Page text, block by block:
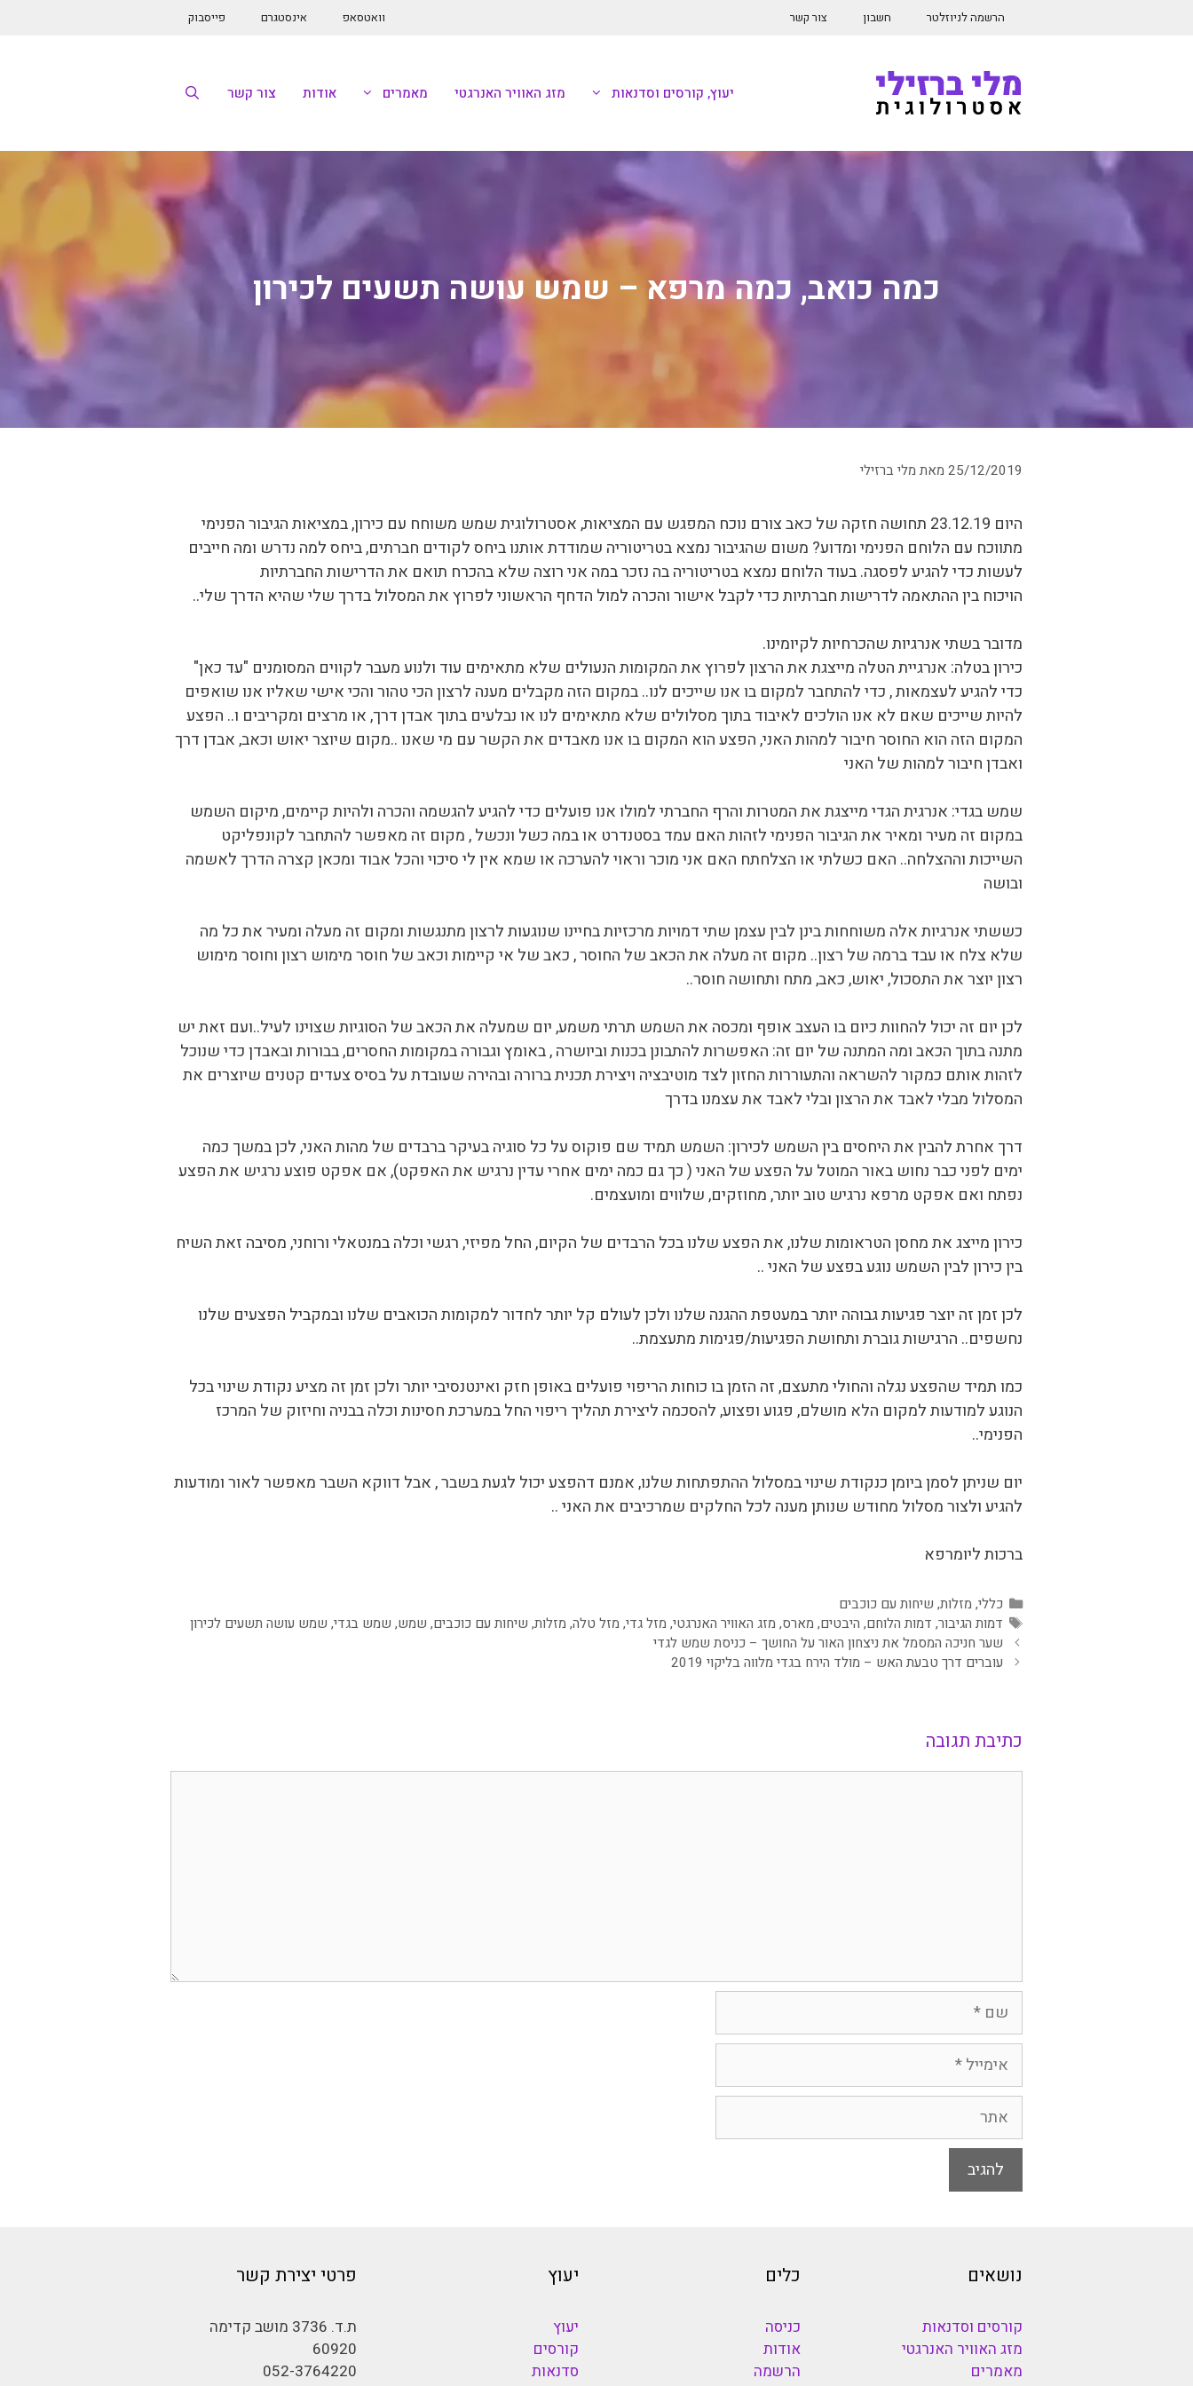
הרשמה לניוזלטר חשבון צור קשר פייסבוק אינסטגרם וואטסאפ
יעוץ, קורסים וסדנאות מזג האוויר האנרגטי מאמרים אודות צור קשר
כמה כואב, כמה מרפא – שמש עושה תשעים לכירון
25/12/2019 מאת מלי ברזילי
היום 23.12.19 תחושה חזקה של כאב צורם נוכח המפגש עם המציאות, אסטרולוגית שמש משוחח עם כירון, במציאות הגיבור הפנימי
מתווכח עם הלוחם הפנימי ומדוע? משום שהגיבור נמצא בטריטוריה שמודדת אותנו ביחס לקודים חברתים, ביחס למה נדרש ומה חייבים
לעשות כדי להגיע לפסגה. בעוד הלוחם נמצא בטריטוריה בה נזכר במה אני רוצה שלא בהכרח תואם את הדרישות החברתיות
הויכוח בין ההתאמה לדרישות חברתיות כדי לקבל אישור והכרה למול הדחף הראשוני לפרוץ את המסלול בדרך שלי שהיא הדרך שלי..
מדובר בשתי אנרגיות שהכרחיות לקיומינו.
כירון בטלה: אנרגיית הטלה מייצגת את הרצון לפרוץ את המקומות הנעולים שלא מתאימים עוד ולנוע מעבר לקווים המסומנים "עד כאן"
כדי להגיע לעצמאות , כדי להתחבר למקום בו אנו שייכים לנו.. במקום הזה מקבלים מענה לרצון הכי טהור והכי אישי שאליו אנו שואפים
להיות שייכים שאם לא אנו הולכים לאיבוד בתוך מסלולים שלא מתאימים לנו או נבלעים בתוך אבדן דרך, או מרצים ומקריבים ו.. הפצע
המקום הזה הוא החוסר חיבור למהות האני, הפצע הוא המקום בו אנו מאבדים את הקשר עם מי שאנו ..מקום שיוצר יאוש וכאב, אבדן דרך
ואבדן חיבור למהות של האני
שמש בגדי: אנרגית הגדי מייצגת את המטרות והרף החברתי למולו אנו פועלים כדי להגיע להגשמה והכרה ולהיות קיימים, מיקום השמש
במקום זה מעיר ומאיר את הגיבור הפנימי לזהות האם עמד בסטנדרט או במה כשל ונכשל , מקום זה מאפשר להתחבר לקונפליקט
השייכות וההצלחה.. האם כשלתי או הצלחתח האם אני מוכר וראוי להערכה או שמא אין לי סיכוי והכל אבוד ומכאן קצרה הדרך לאשמה
ובושה
כששתי אנרגיות אלה משוחחות בינן לבין עצמן שתי דמויות מרכזיות בחיינו שנוגעות לרצון מתנגשות ומקום זה מעלה ומעיר את כל מה
שלא צלח או עבד ברמה של רצון.. מקום זה מעלה את הכאב של החוסר , כאב של אי קיימות וכאב של חוסר מימוש רצון וחוסר מימוש
רצון יוצר את התסכול, יאוש, כאב, מתח ותחושה חוסר..
לכן יום זה יכול להחוות כיום בו העצב אופף ומכסה את השמש תרתי משמע, יום שמעלה את הכאב של הסוגיות שצוינו לעיל..ועם זאת יש
מתנה בתוך הכאב ומה המתנה של יום זה: האפשרות להתבונן בכנות וביושרה , באומץ וגבורה במקומות החסרים, בבורות ובאבדן כדי שנוכל
לזהות אותם כמקור להשראה והתעוררות החזון לצד מוטיבציה ויצירת תכנית ברורה ובהירה שעובדת על בסיס צעדים קטנים שיוצרים את
המסלול מבלי לאבד את הרצון ובלי לאבד את עצמנו בדרך
דרך אחרת להבין את היחסים בין השמש לכירון: השמש תמיד שם פוקוס על כל סוגיה בעיקר ברבדים של מהות האני, לכן במשך כמה
ימים לפני כבר נחוש באור המוטל על הפצע של האני ( כך גם כמה ימים אחרי עדין נרגיש את האפקט), אם אפקט פוצע נרגיש את הפצע
נפתח ואם אפקט מרפא נרגיש טוב יותר, מחוזקים, שלווים ומועצמים.
כירון מייצג את מחסן הטראומות שלנו, את הפצע שלנו בכל הרבדים של הקיום, החל מפיזי, רגשי וכלה במנטאלי ורוחני, מסיבה זאת השיח
בין כירון לבין השמש נוגע בפצע של האני ..
לכן זמן זה יוצר פגיעות גבוהה יותר במעטפת ההגנה שלנו ולכן לעולם קל יותר לחדור למקומות הכואבים שלנו ובמקביל הפצעים שלנו
נחשפים.. הרגישות גוברת ותחושת הפגיעות/פגימות מתעצמת..
כמו תמיד שהפצע נגלה והחולי מתעצם, זה הזמן בו כוחות הריפוי פועלים באופן חזק ואינטנסיבי יותר ולכן זמן זה מציע נקודת שינוי בכל
הנוגע למודעות למקום הלא מושלם, פגוע ופצוע, להסכמה ליצירת תהליך ריפוי החל במערכת חסינות וכלה בבניה וחיזוק של המרכז
הפנימי..
יום שניתן לסמן ביומן כנקודת שינוי במסלול ההתפתחות שלנו, אמנם דהפצע יכול לגעת בשבר , אבל דווקא השבר מאפשר לאור ומודעות
להגיע ולצור מסלול מחודש שנותן מענה לכל החלקים שמרכיבים את האני ..
ברכות ליומרפא
קטגוריות
כללי, מזלות, שיחות עם כוכבים
תגיות
דמות הגיבור, דמות הלוחם, היבטים, מארס, מזג האוויר האנרגטי, מזל גדי, מזל טלה, מזלות, שיחות עם כוכבים, שמש, שמש בגדי, שמש עושה תשעים לכירון
שער חניכה המסמל את ניצחון האור על החושך – כניסת שמש לגדי
עוברים דרך טבעת האש – מולד הירח בגדי מלווה בליקוי 2019
כתיבת תגובה
נושאים
קורסים וסדנאות
מזג האוויר האנרגטי
מאמרים
כלים
כניסה
אודות
הרשמה
יעוץ
יעוץ
קורסים
סדנאות
פרטי יצירת קשר
ת.ד. 3736 מושב קדימה
60920
052-3764220